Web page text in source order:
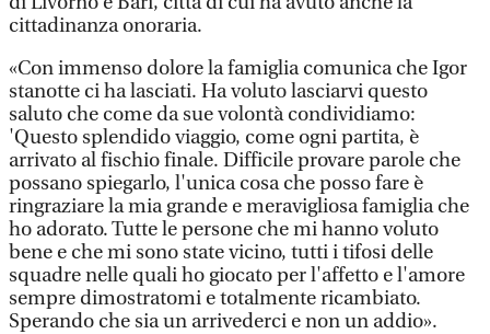
cittadinanza onoraria.
«Con immenso dolore la famiglia comunica che Igor
stanotte ci ha lasciati. Ha voluto lasciarvi questo
saluto che come da sue volontà condividiamo:
'Questo splendido viaggio, come ogni partita, è
arrivato al fischio finale. Difficile provare parole che
possano spiegarlo, l'unica cosa che posso fare è
ringraziare la mia grande e meravigliosa famiglia che
ho adorato. Tutte le persone che mi hanno voluto
bene e che mi sono state vicino, tutti i tifosi delle
squadre nelle quali ho giocato per l'affetto e l'amore
sempre dimostratomi e totalmente ricambiato.
Sperando che sia un arrivederci e non un addio».